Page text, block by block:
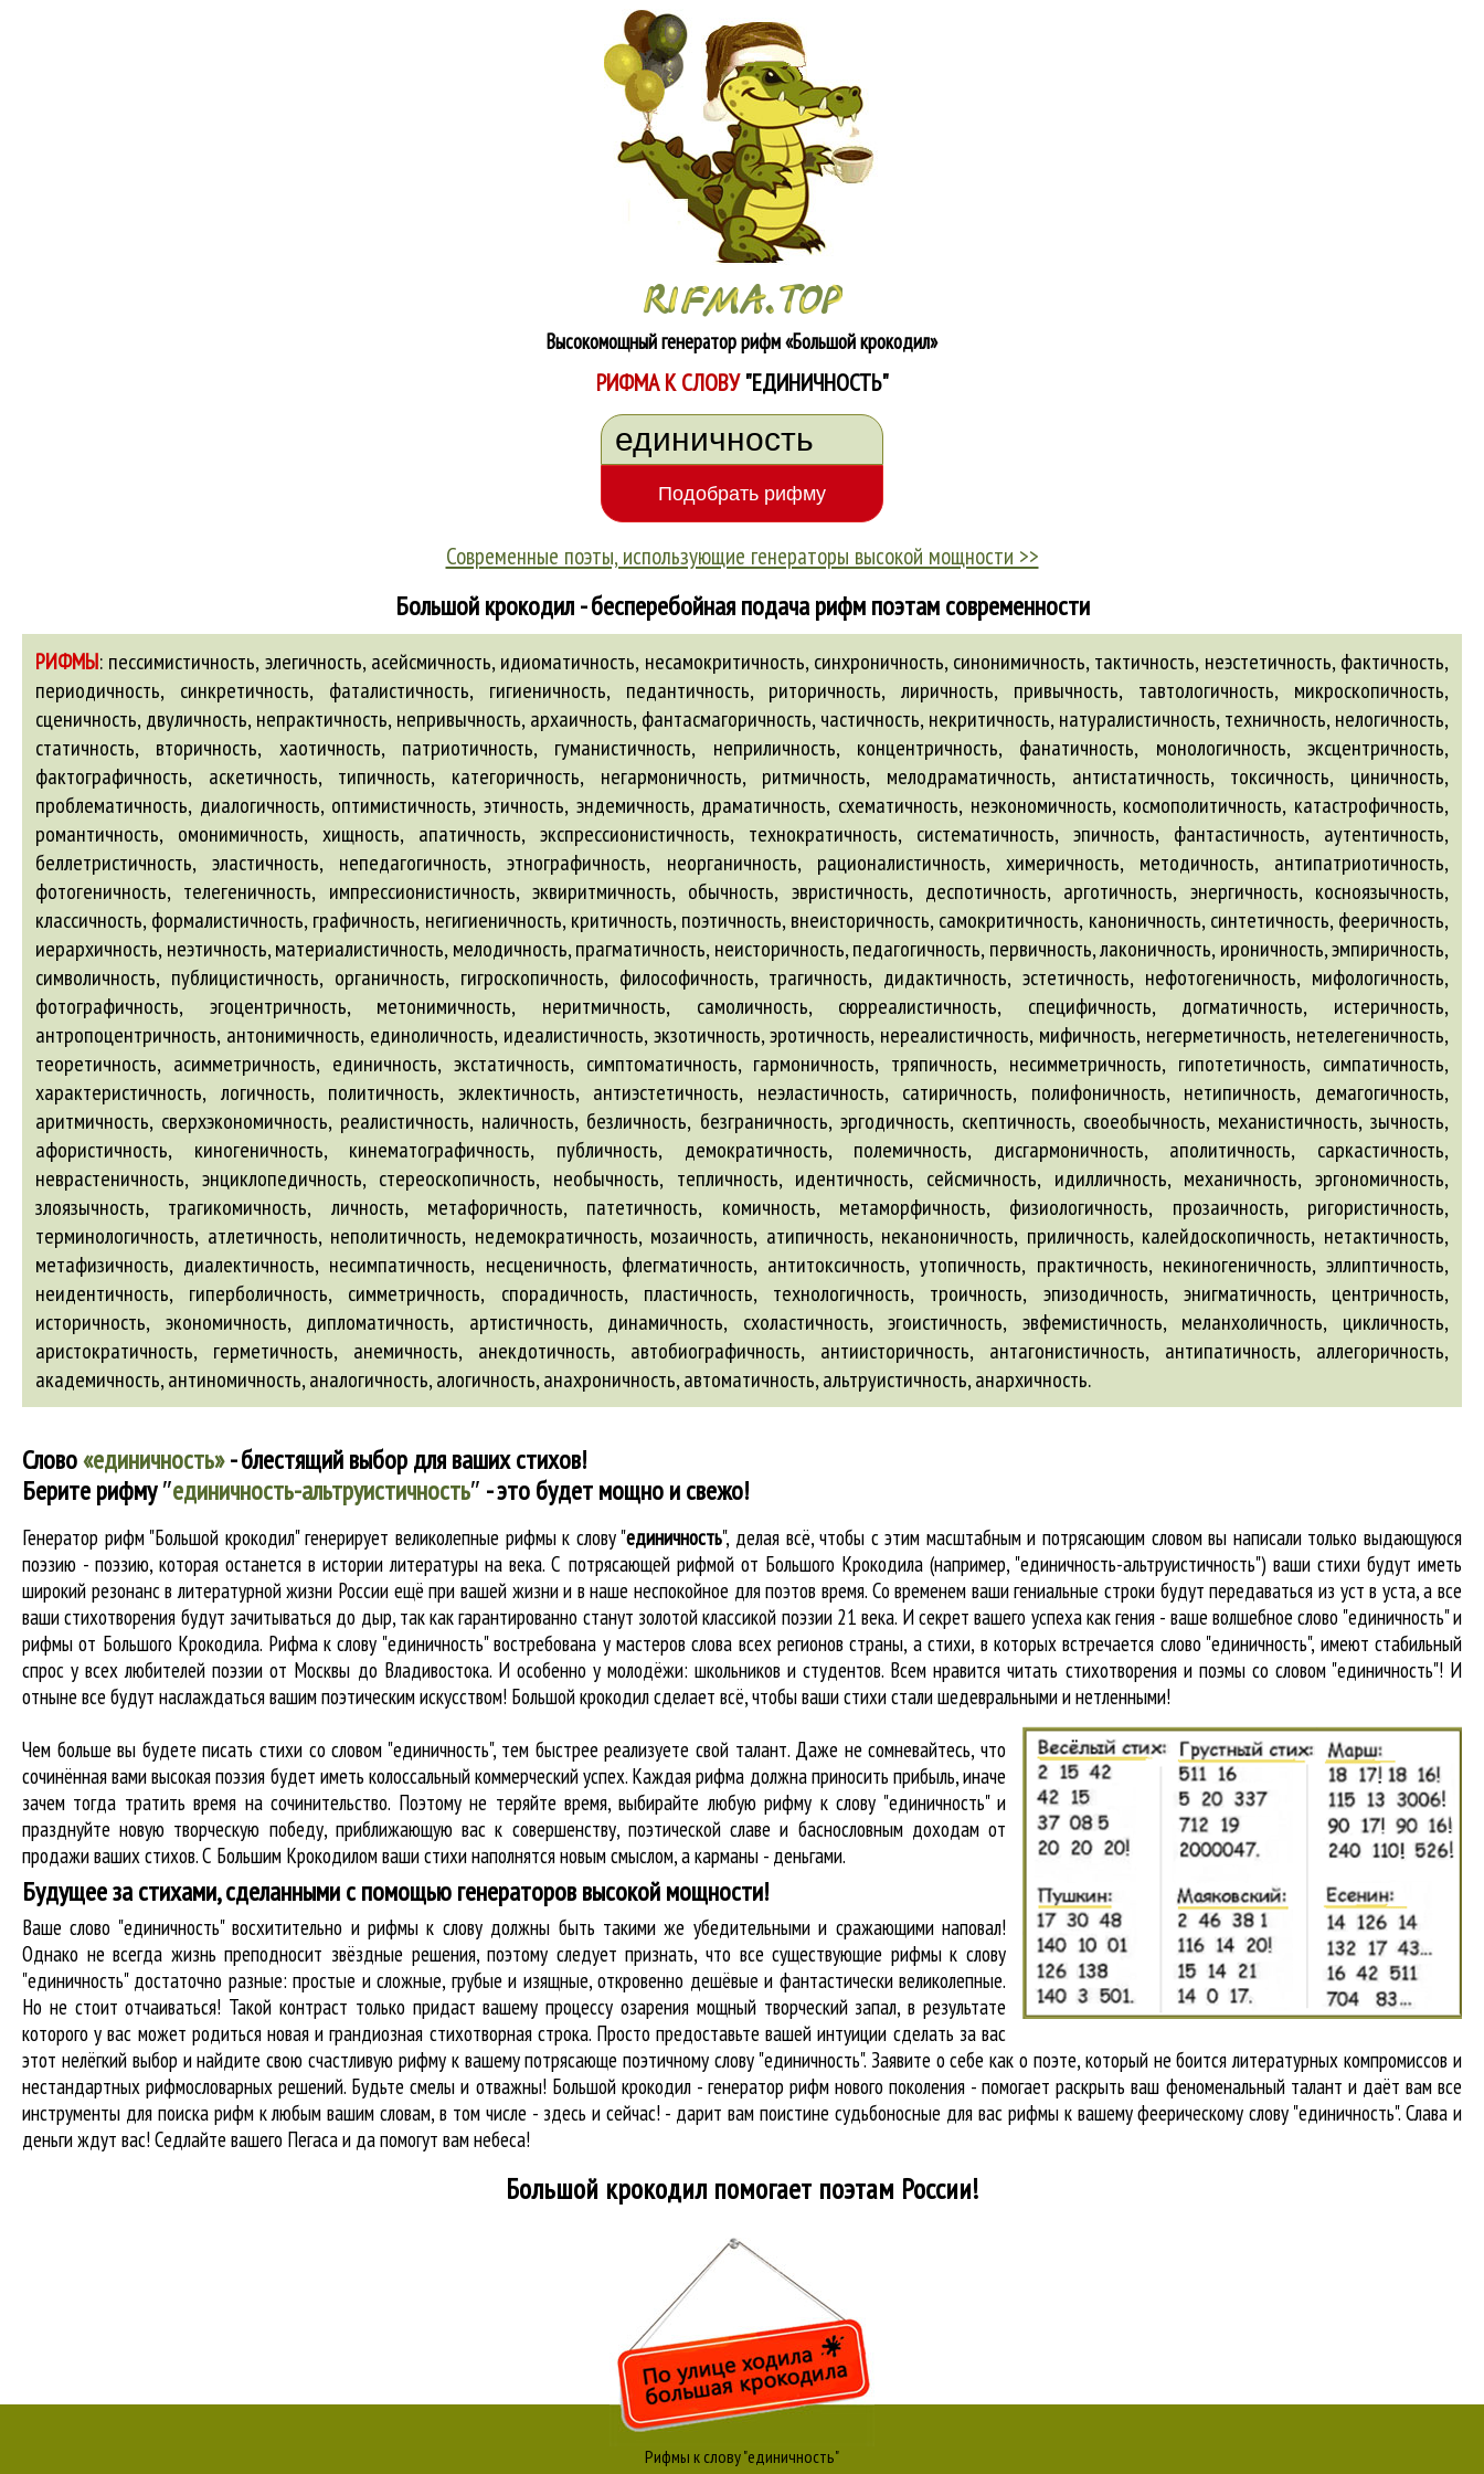
Высокомощный генератор рифм«Большой крокодил»
РИФМА К СЛОВУ"ЕДИНИЧНОСТЬ"
Современные поэты, использующие генераторы высокой мощности >>
Большой крокодил - бесперебойная подача рифм поэтам современности
РИФМЫ: пессимистичность, элегичность, асейсмичность, идиоматичность, несамокритичность, синхроничность, синонимичность, тактичность, неэстетичность, фактичность,
периодичность, синкретичность, фаталистичность, гигиеничность, педантичность, риторичность, лиричность, привычность, тавтологичность, микроскопичность,
сценичность, двуличность, непрактичность, непривычность, архаичность, фантасмагоричность, частичность, некритичность, натуралистичность, техничность, нелогичность,
статичность, вторичность, хаотичность, патриотичность, гуманистичность, неприличность, концентричность, фанатичность, монологичность, эксцентричность,
фактографичность, аскетичность, типичность, категоричность, негармоничность, ритмичность, мелодраматичность, антистатичность, токсичность, циничность,
проблематичность, диалогичность, оптимистичность, этичность, эндемичность, драматичность, схематичность, неэкономичность, космополитичность, катастрофичность,
романтичность, омонимичность, хищность, апатичность, экспрессионистичность, технократичность, систематичность, эпичность, фантастичность, аутентичность,
беллетристичность, эластичность, непедагогичность, этнографичность, неорганичность, рационалистичность, химеричность, методичность, антипатриотичность,
фотогеничность, телегеничность, импрессионистичность, эквиритмичность, обычность, эвристичность, деспотичность, арготичность, энергичность, косноязычность,
классичность, формалистичность, графичность, негигиеничность, критичность, поэтичность, внеисторичность, самокритичность, каноничность, синтетичность, фееричность,
иерархичность, неэтичность, материалистичность, мелодичность, прагматичность, неисторичность, педагогичность, первичность, лаконичность, ироничность, эмпиричность,
символичность, публицистичность, органичность, гигроскопичность, философичность, трагичность, дидактичность, эстетичность, нефотогеничность, мифологичность,
фотографичность, эгоцентричность, метонимичность, неритмичность, самоличность, сюрреалистичность, специфичность, догматичность, истеричность,
антропоцентричность, антонимичность, единоличность, идеалистичность, экзотичность, эротичность, нереалистичность, мифичность, негерметичность, нетелегеничность,
теоретичность, асимметричность, единичность, экстатичность, симптоматичность, гармоничность, тряпичность, несимметричность, гипотетичность, симпатичность,
характеристичность, логичность, политичность, эклектичность, антиэстетичность, неэластичность, сатиричность, полифоничность, нетипичность, демагогичность,
аритмичность, сверхэкономичность, реалистичность, наличность, безличность, безграничность, эргодичность, скептичность, своеобычность, механистичность, зычность,
афористичность, киногеничность, кинематографичность, публичность, демократичность, полемичность, дисгармоничность, аполитичность, саркастичность,
неврастеничность, энциклопедичность, стереоскопичность, необычность, тепличность, идентичность, сейсмичность, идилличность, механичность, эргономичность,
злоязычность, трагикомичность, личность, метафоричность, патетичность, комичность, метаморфичность, физиологичность, прозаичность, ригористичность,
терминологичность, атлетичность, неполитичность, недемократичность, мозаичность, атипичность, неканоничность, приличность, калейдоскопичность, нетактичность,
метафизичность, диалектичность, несимпатичность, несценичность, флегматичность, антитоксичность, утопичность, практичность, некиногеничность, эллиптичность,
неидентичность, гиперболичность, симметричность, спорадичность, пластичность, технологичность, троичность, эпизодичность, энигматичность, центричность,
историчность, экономичность, дипломатичность, артистичность, динамичность, схоластичность, эгоистичность, эвфемистичность, меланхоличность, цикличность,
аристократичность, герметичность, анемичность, анекдотичность, автобиографичность, антиисторичность, антагонистичность, антипатичность, аллегоричность,
академичность,антиномичность,аналогичность,алогичность,анахроничность,автоматичность,альтруистичность,анархичность.
Слово«единичность»- блестящий выбор для ваших стихов!
Берите рифму″единичность-альтруистичность″ - это будет мощно и свежо!
Генератор рифм "Большой крокодил" генерирует великолепные рифмы к слову "единичность", делая всё, чтобы с этим масштабным и потрясающим словом вы написали только выдающуюся
поэзию - поэзию, которая останется в истории литературы на века. С потрясающей рифмой от Большого Крокодила (например, "единичность-альтруистичность") ваши стихи будут иметь
широкий резонанс в литературной жизни России ещё при вашей жизни и в наше неспокойное для поэтов время. Со временем ваши гениальные строки будут передаваться из уст в уста, а все
ваши стихотворения будут зачитываться до дыр, так как гарантированно станут золотой классикой поэзии 21 века. И секрет вашего успеха как гения - ваше волшебное слово "единичность" и
рифмы от Большого Крокодила. Рифма к слову "единичность" востребована у мастеров слова всех регионов страны, а стихи, в которых встречается слово "единичность", имеют стабильный
спрос у всех любителей поэзии от Москвы до Владивостока. И особенно у молодёжи: школьников и студентов. Всем нравится читать стихотворения и поэмы со словом "единичность"! И
отныне все будут наслаждаться вашим поэтическим искусством! Большой крокодил cделает всё, чтобы ваши стихи стали шедевральными и нетленными!
Чем больше вы будете писать стихи со словом "единичность", тем быстрее реализуете свой талант. Даже не сомневайтесь, что
сочинённая вами высокая поэзия будет иметь колоссальный коммерческий успех. Каждая рифма должна приносить прибыль, иначе
зачем тогда тратить время на сочинительство. Поэтому не теряйте время, выбирайте любую рифму к слову "единичность" и
празднуйте новую творческую победу, приближающую вас к совершенству, поэтической славе и баснословным доходам от
продажи ваших стихов. С Большим Крокодилом ваши стихи наполнятся новым смыслом, а карманы - деньгами.
Будущее за стихами, сделанными с помощью генераторов высокой мощности!
Ваше слово "единичность" восхитительно и рифмы к слову должны быть такими же убедительными и сражающими наповал!
Однако не всегда жизнь преподносит звёздные решения, поэтому следует признать, что все существующие рифмы к слову
"единичность" достаточно разные: простые и сложные, грубые и изящные, откровенно дешёвые и фантастически великолепные.
Но не стоит отчаиваться! Такой контраст только придаст вашему процессу озарения мощный творческий запал, в результате
которого у вас может родиться новая и грандиозная стихотворная строка. Просто предоставьте вашей интуиции сделать за вас
этот нелёгкий выбор и найдите свою счастливую рифму к вашему потрясающе поэтичному слову "единичность". Заявите о себе как о поэте, который не боится литературных компромиссов и
нестандартных рифмословарных решений. Будьте смелы и отважны! Большой крокодил - генератор рифм нового поколения - помогает раскрыть ваш феноменальный талант и даёт вам все
инструменты для поиска рифмк любым вашим словам, в том числе - здесь и сейчас! - дарит вам поистине судьбоносные для вас рифмы к вашему феерическому слову "единичность". Слава и
деньги ждут вас! Седлайте вашего Пегаса и да помогут вам небеса!
Большой крокодил помогает поэтам России!
Рифмы к слову "единичность"